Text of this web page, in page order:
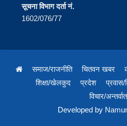
सूचना विभाग दर्ता नं.
1602/076/77
समाज/राजनीति चितवन खबर
शिक्षा/खेलकुद
प्रदेश प्रवास/
विचार/
Developed by